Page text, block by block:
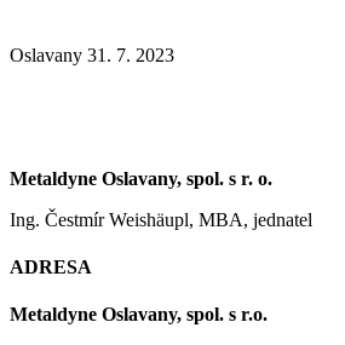
Oslavany 31. 7. 2023
Metaldyne Oslavany, spol. s r. o.
Ing. Čestmír Weishäupl, MBA, jednatel
ADRESA
Metaldyne Oslavany, spol. s r.o.